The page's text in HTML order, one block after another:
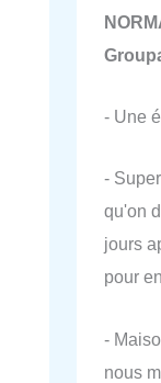
- Une
-
qu'on
jours
pour
-
nous